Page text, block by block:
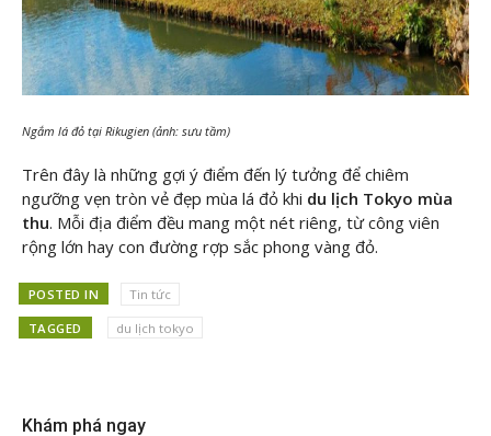
Ngắm lá đỏ tại Rikugien (ảnh: sưu tầm)
Trên đây là những gợi ý điểm đến lý tưởng để chiêm
ngưỡng vẹn tròn vẻ đẹp mùa lá đỏ khi du lịch Tokyo mùa
thu. Mỗi địa điểm đều mang một nét riêng, từ công viên
rộng lớn hay con đường rợp sắc phong vàng đỏ.
POSTED IN Tin tức
TAGGED du lịch tokyo
Khám phá ngay